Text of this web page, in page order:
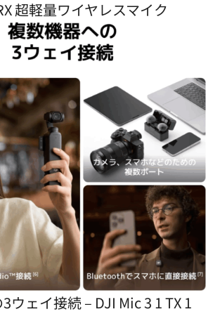
超軽量ワイヤレスマイク
ウェイ接続 – DJI Mic 3 1 TX 1